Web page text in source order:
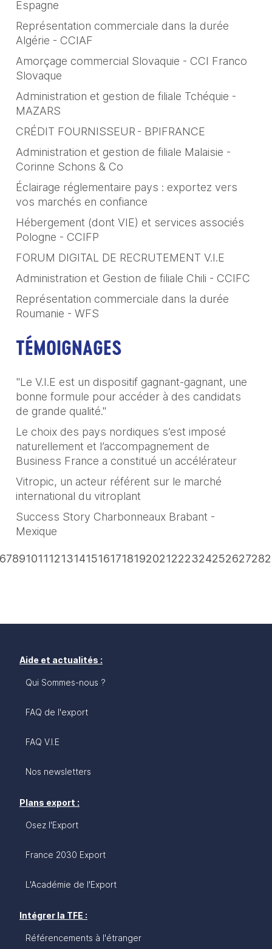
Espagne
Représentation commerciale dans la durée
Algérie - CCIAF
Amorçage commercial Slovaquie - CCI Franco
Slovaque
Administration et gestion de filiale Tchéquie -
MAZARS
CRÉDIT FOURNISSEUR - BPIFRANCE
Administration et gestion de filiale Malaisie -
Corinne Schons & Co
Éclairage réglementaire pays : exportez vers
vos marchés en confiance
Hébergement (dont VIE) et services associés
Pologne - CCIFP
FORUM DIGITAL DE RECRUTEMENT V.I.E
Administration et Gestion de filiale Chili - CCIFC
Représentation commerciale dans la durée
Roumanie - WFS
TÉMOIGNAGES
"Le V.I.E est un dispositif gagnant-gagnant, une
bonne formule pour accéder à des candidats
de grande qualité."
Le choix des pays nordiques s’est imposé
naturellement et l’accompagnement de
Business France a constitué un accélérateur
Vitropic, un acteur référent sur le marché
international du vitroplant
Success Story Charbonneaux Brabant -
Mexique
78910111213141516171819202122232425262728
Aide et actualités :
Qui Sommes-nous ?
FAQ de l'export
FAQ V.I.E
Nos newsletters
Plans export :
Osez l'Export
France 2030 Export
L'Académie de l'Export
Intégrer la TFE :
Référencements à l'étranger